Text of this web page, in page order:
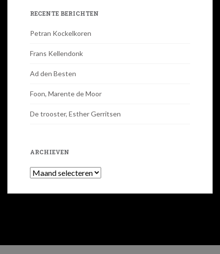
RECENTE BERICHTEN
Petran Kockelkoren
Frans Kellendonk
Ad den Besten
Foon, Marente de Moor
De trooster, Esther Gerritsen
ARCHIEVEN
Archieven